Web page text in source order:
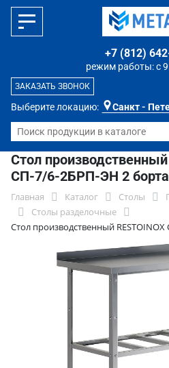
Выберите локацию: Санкт -
режим работы: с
+7 (812)
ЗАКАЗАТЬ ЗВОНОК
Стол производственный
СП-7/6-2БРП-ЭН 2 борта
Главная Каталог Столы
Столы разделочные
Стол производственный